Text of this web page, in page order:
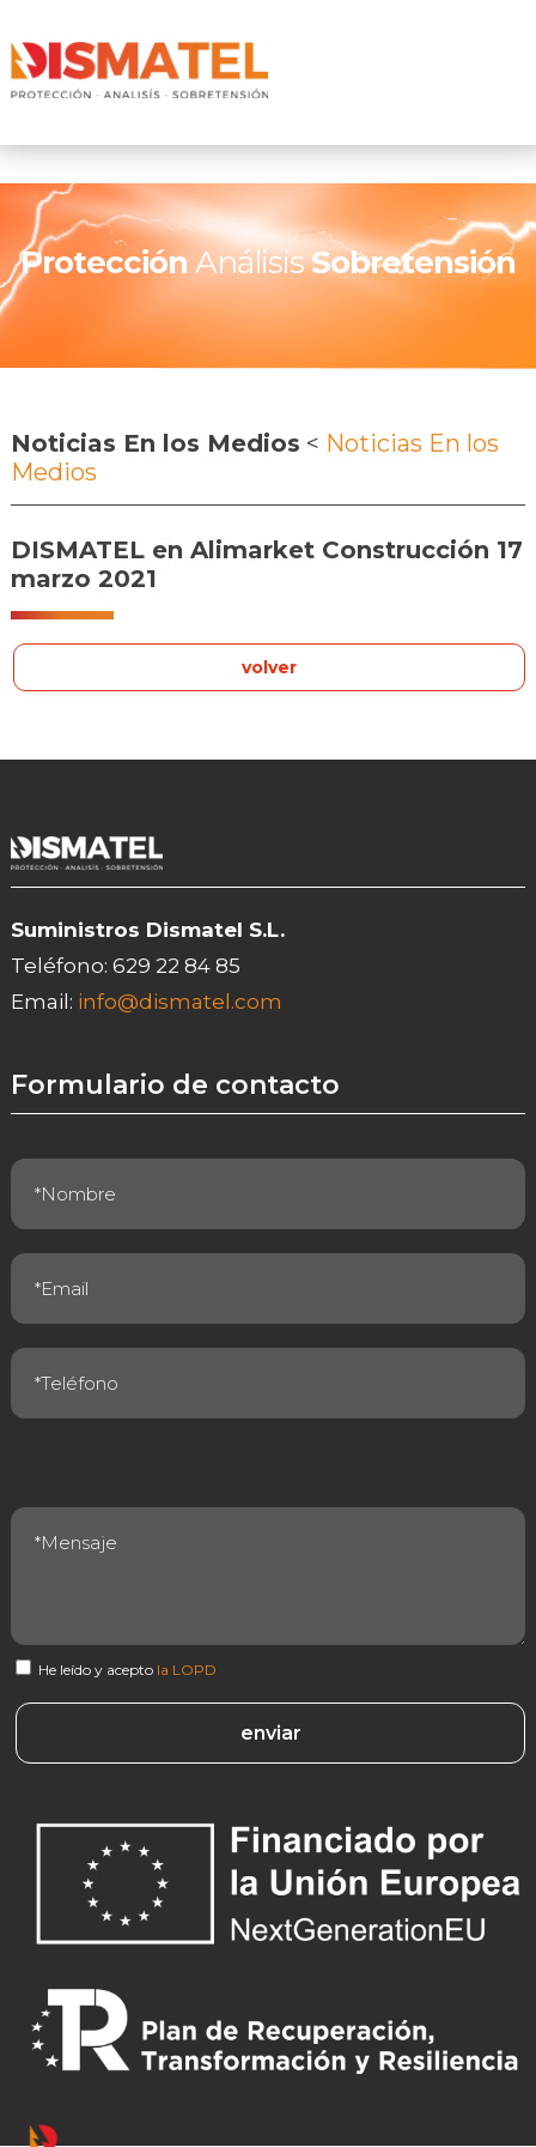
Protección AnálisisSobretensión
Noticias En los Medios < Noticias En los
Medios
DISMATEL en Alimarket Construcción 17
marzo 2021
volver
Suministros Dismatel S.L.
Teléfono: 629 22 84 85
Email: info@dismatel.com
Formulario de contacto
He leído y acepto la LOPD